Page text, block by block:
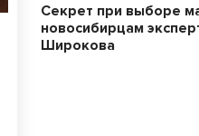
Секрет при выборе
новосибирцам
Широкова